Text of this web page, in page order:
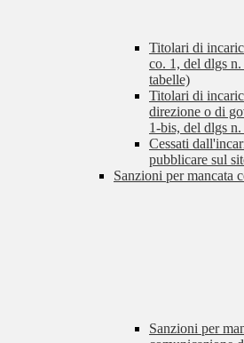
Titolari di
co. 1, del dlgs
tabelle)
Titolari di
direzione o di
1-bis, del dlgs
Cessati
pubblicare sul
Sanzioni per mancata
Sanzioni per